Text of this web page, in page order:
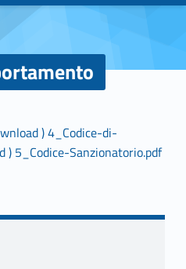
)4_Codice-di-
) 5_Codice-Sanzionatorio.pdf